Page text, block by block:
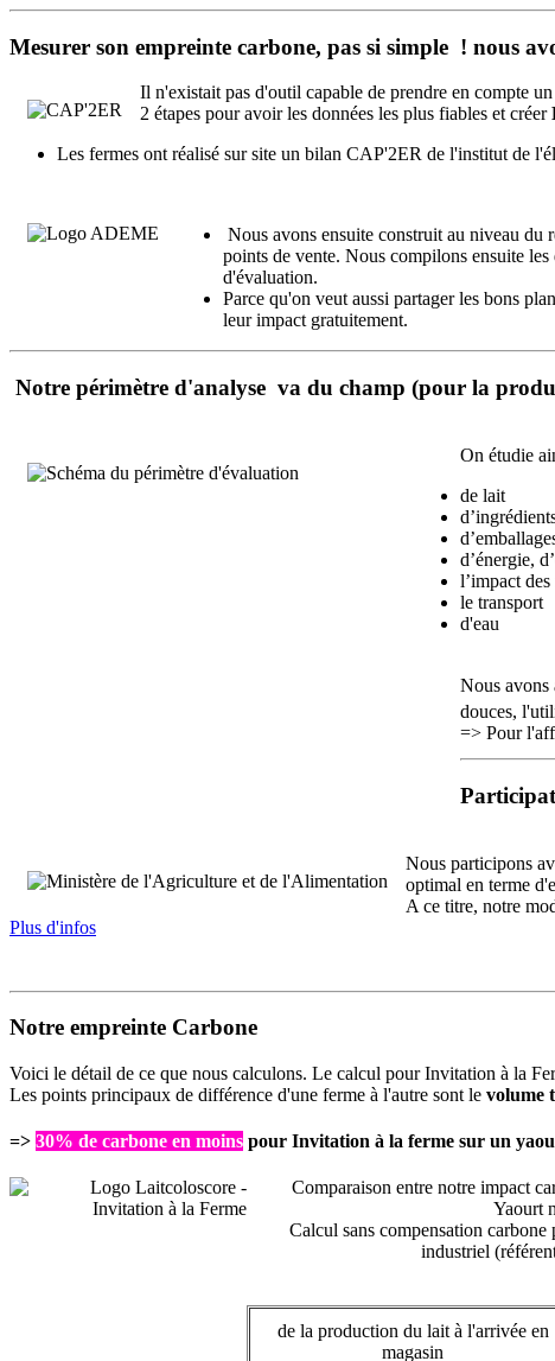
Mesurer son empreinte carbone, pas si simple ! nous
Il n'existait pas d'outil capable de prendre en compte
2 étapes pour avoir les données les plus fiables et créer
Les fermes ont réalisé sur site un bilan CAP'2ER de l'institut de
Nous avons ensuite construit au niveau du
points de vente. Nous compilons ensuite
d'évaluation.
Parce qu'on veut aussi partager les bons
leur impact gratuitement.
Notre périmètre d'analyse va du champ (pour la
On étudie
de lait
d’énergie,
l’impact
le transport
d'eau
Nous avons
douces,
=> Pour
Nous participons
optimal en terme
A ce titre, notre
Plus d'infos
Notre empreinte Carbone
Voici le détail de ce que nous calculons. Le calcul pour Invitation à la
Les points principaux de différence d'une ferme à l'autre sont le volume
=> 30% de carbone en moins pour Invitation à la ferme sur un
Comparaison entre notre impact
Yaourt
Calcul sans compensation
industriel
de la production du lait à l'arrivée en
magasin